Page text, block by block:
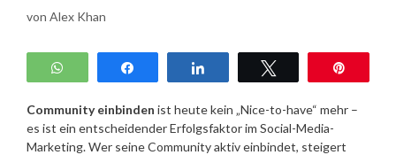
von Alex Khan
WhatsApp Twittern
Community einbinden ist heute kein „Nice-to-have“ mehr –
es ist ein entscheidender Erfolgsfaktor im Social-Media-
Marketing. Wer seine Community aktiv einbindet, steigert